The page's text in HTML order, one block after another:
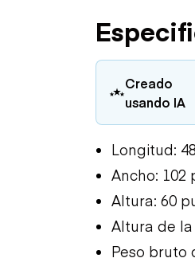
Creado
usando IA
Longitud:
Ancho: 102
Altura: 60
Altura de
Peso bruto